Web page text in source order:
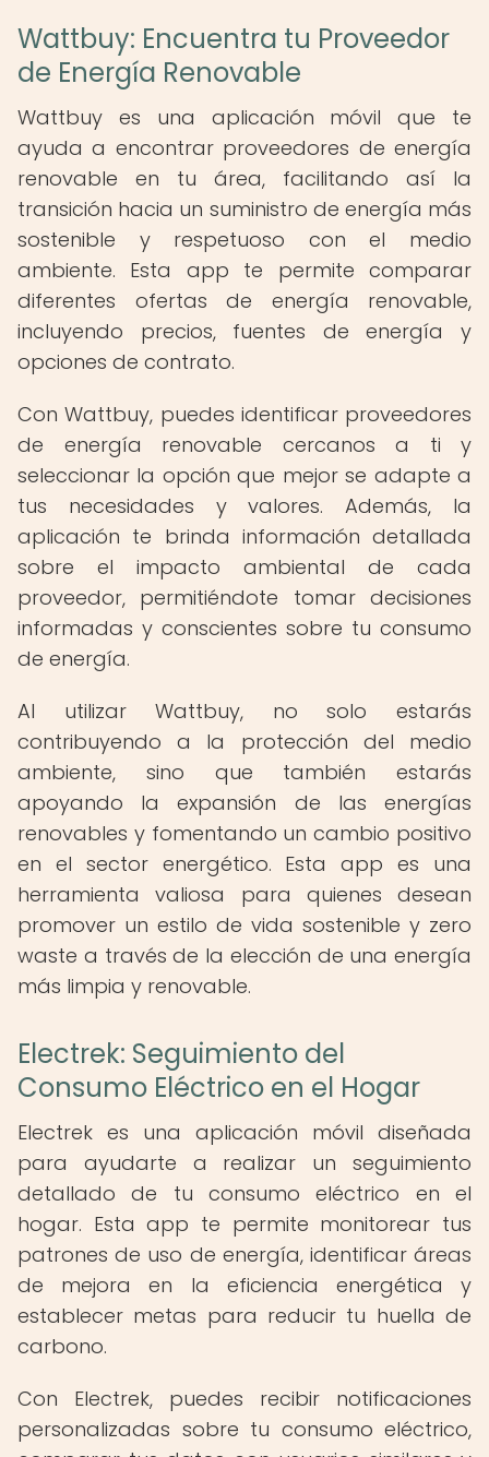
Wattbuy: Encuentra tu Proveedor
de Energía Renovable
Wattbuy es una aplicación móvil que te
ayuda a encontrar proveedores de energía
renovable en tu área, facilitando así la
transición hacia un suministro de energía más
sostenible y respetuoso con el medio
ambiente. Esta app te permite comparar
diferentes ofertas de energía renovable,
incluyendo precios, fuentes de energía y
opciones de contrato.
Con Wattbuy, puedes identificar proveedores
de energía renovable cercanos a ti y
seleccionar la opción que mejor se adapte a
tus necesidades y valores. Además, la
aplicación te brinda información detallada
sobre el impacto ambiental de cada
proveedor, permitiéndote tomar decisiones
informadas y conscientes sobre tu consumo
de energía.
Al utilizar Wattbuy, no solo estarás
contribuyendo a la protección del medio
ambiente, sino que también estarás
apoyando la expansión de las energías
renovables y fomentando un cambio positivo
en el sector energético. Esta app es una
herramienta valiosa para quienes desean
promover un estilo de vida sostenible y zero
waste a través de la elección de una energía
más limpia y renovable.
Electrek: Seguimiento del
Consumo Eléctrico en el Hogar
Electrek es una aplicación móvil diseñada
para ayudarte a realizar un seguimiento
detallado de tu consumo eléctrico en el
hogar. Esta app te permite monitorear tus
patrones de uso de energía, identificar áreas
de mejora en la eficiencia energética y
establecer metas para reducir tu huella de
carbono.
Con Electrek, puedes recibir notificaciones
personalizadas sobre tu consumo eléctrico,